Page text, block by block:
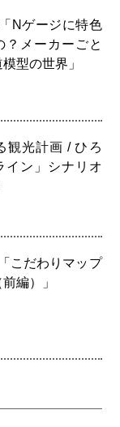
Nゲージに特色
？メーカーごと
型の世界」
観光計画 / ひろ
イン」シナリオ
こだわりマップ
編）」